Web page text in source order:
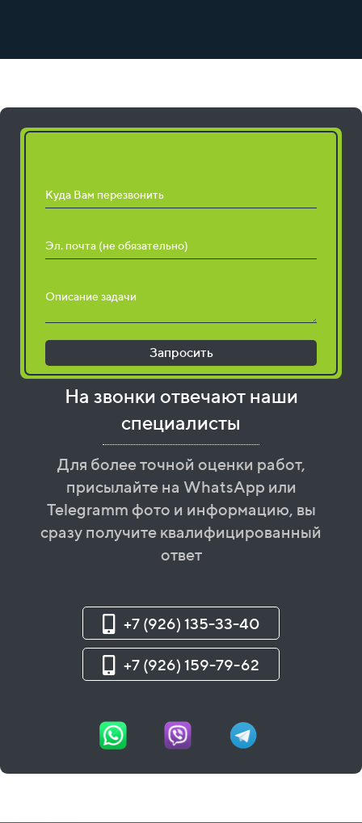
Куда Вам перезвонить
Эл. почта (не обязательно)
Описание задачи
Запросить
На звонки отвечают наши
специалисты
Для более точной оценки работ,
присылайте на WhatsApp или
Telegramm фото и информацию, вы
сразу получите квалифицированный
ответ
+7 (926) 135-33-40
+7 (926) 159-79-62